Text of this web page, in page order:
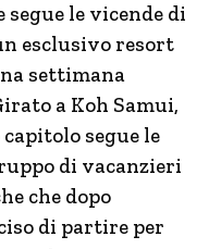
segue le vicende di
esclusivo resort
settimana
a Koh Samui,
segue le
di vacanzieri
che dopo
di partire per